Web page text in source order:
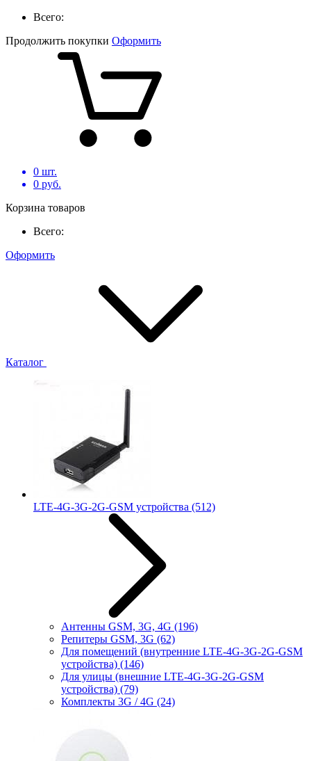
Всего:
Продолжить покупки Оформить
0 шт.
0 руб.
Корзина товаров
Всего:
Оформить
Каталог
LTE-4G-3G-2G-GSM устройства (512)
Антенны GSM, 3G, 4G (196)
Репитеры GSM, 3G (62)
Для помещений (внутренние LTE-4G-3G-2G-GSM
устройства) (146)
Для улицы (внешние LTE-4G-3G-2G-GSM
устройства) (79)
Комплекты 3G / 4G (24)